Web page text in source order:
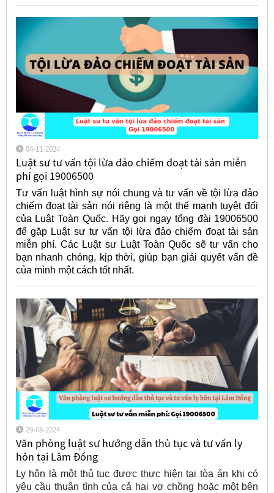
04-11-2024
Luật sư tư vấn tội lừa đảo chiếm đoạt tài sản miễn
phí gọi 19006500
Tư vấn luật hình sự nói chung và tư vấn về tội lừa đảo
chiếm đoạt tài sản nói riêng là một thế mạnh tuyệt đối
của Luật Toàn Quốc. Hãy gọi ngay tổng đài 19006500
để gặp Luật sư tư vấn tội lừa đảo chiếm đoạt tài sản
miễn phí. Các Luật sư Luật Toàn Quốc sẽ tư vấn cho
bạn nhanh chóng, kịp thời, giúp bạn giải quyết vấn đề
của mình một cách tốt nhất.
29-08-2024
Văn phòng luật sư hướng dẫn thủ tục và tư vấn ly
hôn tại Lâm Đồng
Ly hôn là một thủ tục được thực hiện tại tòa án khi có
yêu cầu thuận tình của cả hai vợ chồng hoặc một bên